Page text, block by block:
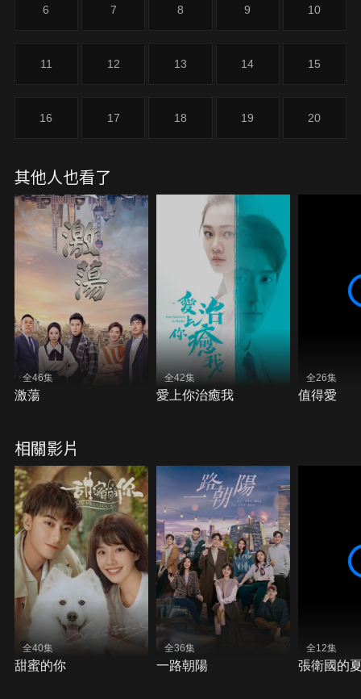
6 7 8 9 10
11 12 13 14 15
16 17 18 19 20
其他人也看了
全46集
激蕩
全42集
愛上你治癒我
全26集
值得愛
相關影片
全40集
甜蜜的你
全36集
一路朝陽
全12集
張衛國的